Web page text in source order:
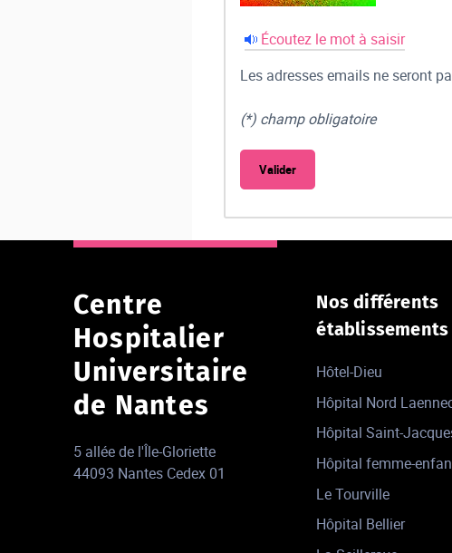
Écoutez le mot à saisir
Les adresses emails ne seront
(*) champ obligatoire
Centre
Hospitalier
Universitaire
de Nantes
5 allée de l'Île-Gloriette
44093 Nantes Cedex 01
Nos différents
établissements
Hôtel-Dieu
Hôpital Nord
Hôpital Saint-
Hôpital femme-
Le Tourville
Hôpital Bellier